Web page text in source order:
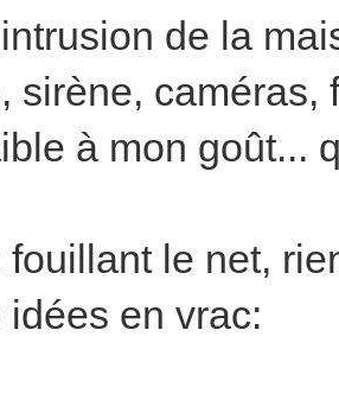
de la
sirène,
à mon goût...
fouillant le net,
en vrac: